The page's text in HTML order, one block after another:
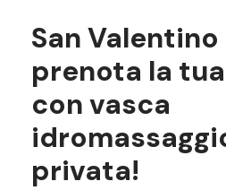
San
prenota la
con vasca
privata!